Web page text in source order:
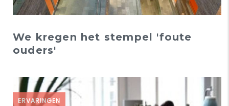
We kregen het stempel 'foute
ouders'
ERVARINGEN